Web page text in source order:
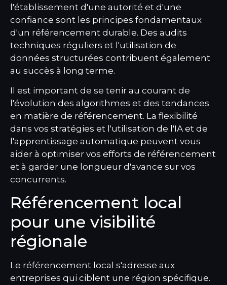
l'établissement d'une autorité et d'une
confiance sont les principes fondamentaux
d'un référencement durable. Des audits
techniques réguliers et l'utilisation de
données structurées contribuent également
au succès à long terme.
Il est important de se tenir au courant de
l'évolution des algorithmes et des tendances
en matière de référencement. La flexibilité
dans vos stratégies et l'utilisation de l'IA et de
l'apprentissage automatique peuvent vous
aider à optimiser vos efforts de référencement
et à garder une longueur d'avance sur vos
concurrents.
Référencement local
pour une visibilité
régionale
Le référencement local s'adresse aux
entreprises qui ciblent une région spécifique.